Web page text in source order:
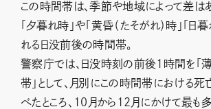
この時間帯は、季節や地域によって差は
「夕暮れ時」や「黄昏（たそがれ）時」「日
れる日没前後の時間帯。
警察庁では、日没時刻の前後1時間を「薄
帯」として、月別にこの時間帯における
べたところ、10月から12月にかけて最も多